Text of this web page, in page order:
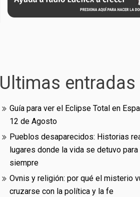
Ultimas entradas
Guía para ver el Eclipse Total en
12 de Agosto
Pueblos desaparecidos: Historias
lugares donde la vida se detuvo para
siempre
Ovnis y religión: por qué el misterio
cruzarse con la política y la fe